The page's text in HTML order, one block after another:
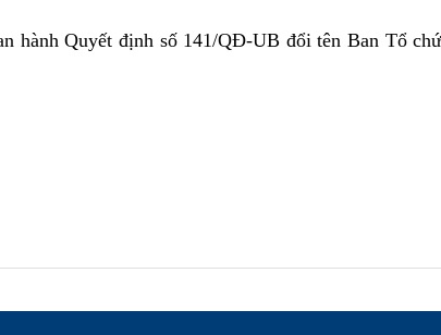
hành Quyết định số 141/QĐ-UB đổi tên Ban Tổ